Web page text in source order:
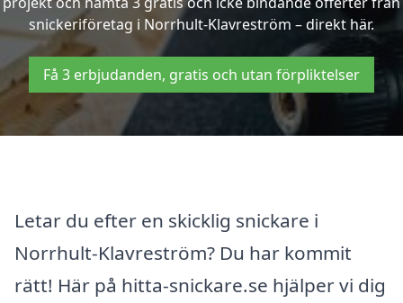
snickeriföretag i Norrhult-Klavreström – direkt här.
Få 3 erbjudanden, gratis och utan förpliktelser
Letar du efter en skicklig snickare i
Norrhult-Klavreström? Du har kommit
rätt! Här på hitta-snickare.se hjälper vi dig